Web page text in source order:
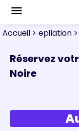
menu
Accueil > epilation
Réservez
Noire